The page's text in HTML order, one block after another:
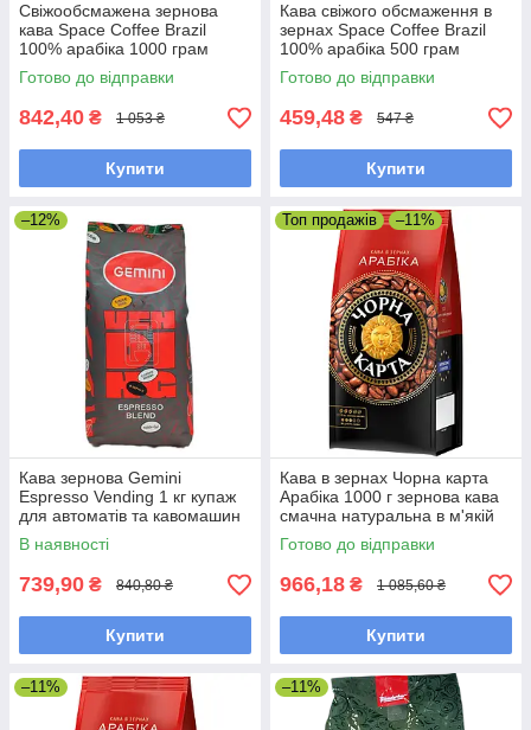
Свіжообсмажена зернова
кава Space Coffee Brazil
100% арабіка 1000 грам
Готово до відправки
842,40 ₴ 1 053 ₴
Купити
Кава свіжого обсмаження в
зернах Space Coffee Brazil
100% арабіка 500 грам
Готово до відправки
459,48 ₴ 547 ₴
Купити
–12%
Кава зернова Gemini
Espresso Vending 1 кг купаж
для автоматів та кавомашин
В наявності
739,90 ₴ 840,80 ₴
Купити
Топ продажів –11%
Кава в зернах Чорна карта
Арабіка 1000 г зернова кава
смачна натуральна в м'якій
упаковці
Готово до відправки
966,18 ₴ 1 085,60 ₴
Купити
–11% –11%